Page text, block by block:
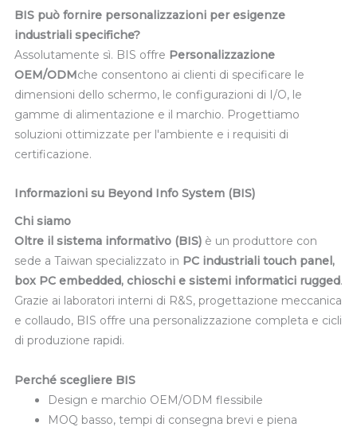
BIS può fornire personalizzazioni per esigenze
industriali specifiche?
Assolutamente sì. BIS offre Personalizzazione
OEM/ODMche consentono ai clienti di specificare le
dimensioni dello schermo, le configurazioni di I/O, le
gamme di alimentazione e il marchio. Progettiamo
soluzioni ottimizzate per l'ambiente e i requisiti di
certificazione.
Informazioni su Beyond Info System (BIS)
Chi siamo
Oltre il sistema informativo (BIS) è un produttore con
sede a Taiwan specializzato in PC industriali touch panel,
box PC embedded, chioschi e sistemi informatici rugged.
Grazie ai laboratori interni di R&S, progettazione meccanica
e collaudo, BIS offre una personalizzazione completa e cicli
di produzione rapidi.
Perché scegliere BIS
Design e marchio OEM/ODM flessibile
MOQ basso, tempi di consegna brevi e piena